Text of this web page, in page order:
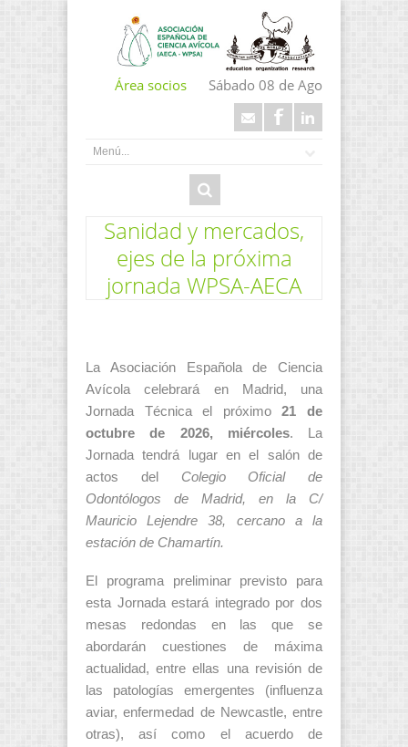
Área socios Sábado 08 de Ago
Sanidad y mercados,
ejes de la próxima
jornada WPSA-AECA
La Asociación Española de Ciencia
Avícola celebrará en Madrid, una
Jornada Técnica el próximo21 de
octubre de 2026, miércoles. La
Jornada tendrá lugar en el salón de
actos del Colegio Oficial de
Odontólogos de Madrid, en la C/
Mauricio Lejendre 38, cercano a la
estación de Chamartín.
El programa preliminar previsto para
esta Jornada estará integrado por dos
mesas redondas en las que se
abordarán cuestiones de máxima
actualidad, entre ellas una revisión de
las patologías emergentes (influenza
aviar, enfermedad de Newcastle, entre
otras), así como el acuerdo de